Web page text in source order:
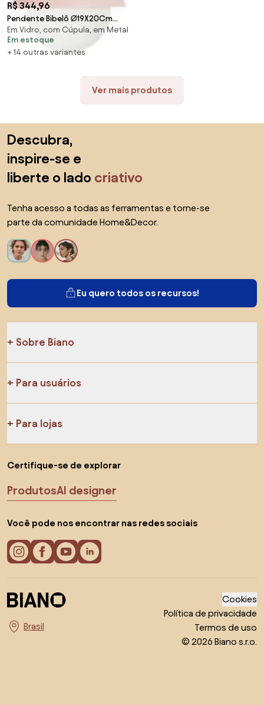
R$ 344,96
Pendente Bibelô Ø19X20Cm
Globo 14Cm 1Xe27 G45 / Anel
Distanciador Dour... (PT - Preto
Texturizado)
Em Vidro, com Cúpula, em Metal
Em estoque
+ 14 outras variantes
Ver mais produtos
Descubra,
inspire-se e
liberte o lado criativo
Tenha acesso a todas as ferramentas e torne-se
parte da comunidade Home&Decor.
Eu quero todos os recursos!
Sobre Biano
Para usuários
Para lojas
Certifique-se de explorar
ProdutosAI designer
Você pode nos encontrar nas redes sociais
Escolha o país
Cookies
Política de privacidade
Termos de uso
© 2026 Biano s.r.o.